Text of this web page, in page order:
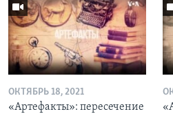
ОКТЯБРЬ 18, 2021
«Артефакты»: пересечение